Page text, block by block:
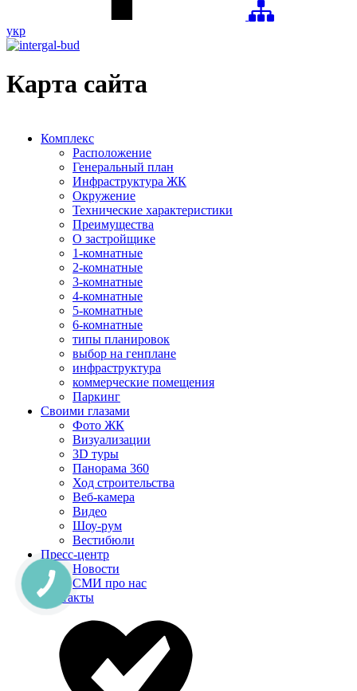
укр
Карта сайта
Комплекс
Расположение
Генеральный план
Инфраструктура ЖК
Окружение
Технические характеристики
Преимущества
О застройщике
1-комнатные
2-комнатные
3-комнатные
4-комнатные
5-комнатные
6-комнатные
типы планировок
выбор на генплане
инфраструктура
коммерческие помещения
Паркинг
Своими глазами
Фото ЖК
Визуализации
3D туры
Панорама 360
Ход строительства
Веб-камера
Видео
Шоу-рум
Вестибюли
Пресс-центр
Новости
СМИ про нас
Контакты